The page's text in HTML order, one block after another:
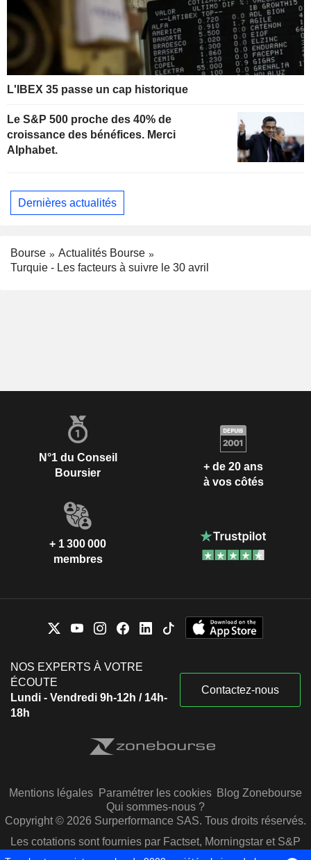
L'IBEX 35 passe un cap historique
Le S&P 500 proche des 40% de
croissance des bénéfices. Merci
Alphabet.
Dernières actualités
Bourse
Actualités Bourse
Turquie - Les facteurs à suivre le 30 avril
N°1 du Conseil
Boursier
+ de 20 ans
à vos côtés
+ 1 300 000
membres
NOS EXPERTS À VOTRE
ÉCOUTE
Lundi - Vendredi 9h-12h / 14h-
18h
Contactez-nous
Mentions légales Paramétrer les cookies Blog Zonebourse
Qui sommes-nous ?
Copyright © 2026 Surperformance SAS. Tous droits réservés.
Les cotations sont fournies par Factset, Morningstar et S&P
Capital IQ